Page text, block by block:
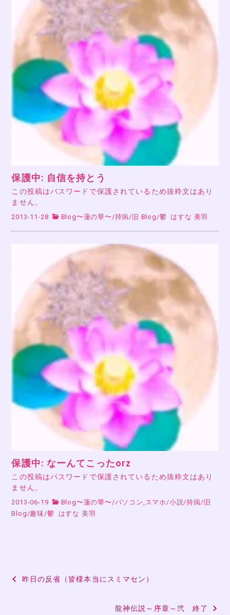
保護中: 自信を持とう
この投稿はパスワードで保護されているため抜粋文はあり
ません。
2013-11-28 Blog〜蓮の華〜 /持病 /旧 Blog /鬱 はすな 美羽
保護中: なーんてこったorz
この投稿はパスワードで保護されているため抜粋文はあり
ません。
2013-06-19 Blog〜蓮の華〜 /パソコン,スマホ /小説 /持病 /旧
Blog /趣味/鬱 はすな 美羽
投
昨日の反省（皆様本当にスミマセン）
龍神伝説～序章～弐 終了